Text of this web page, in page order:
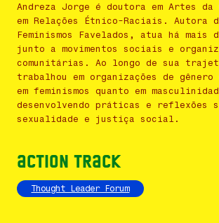
Andreza Jorge é doutora em Artes da
em Relações Étnico-Raciais. Autora
Feminismos Favelados, atua há mais
junto a movimentos sociais e
comunitárias. Ao longo de sua
trabalhou em organizações de
em feminismos quanto em
desenvolvendo práticas e reflexões
sexualidade e justiça social.
Action Track
Thought Leader Forum